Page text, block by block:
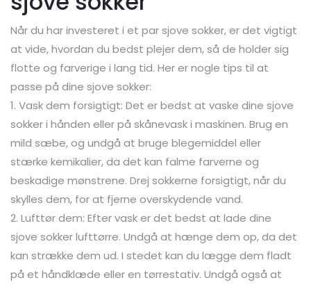
Når du har investeret i et par sjove sokker, er det vigtigt
at vide, hvordan du bedst plejer dem, så de holder sig
flotte og farverige i lang tid. Her er nogle tips til at
passe på dine sjove sokker:
1. Vask dem forsigtigt: Det er bedst at vaske dine sjove
sokker i hånden eller på skånevask i maskinen. Brug en
mild sæbe, og undgå at bruge blegemiddel eller
stærke kemikalier, da det kan falme farverne og
beskadige mønstrene. Drej sokkerne forsigtigt, når du
skylles dem, for at fjerne overskydende vand.
2. Lufttør dem: Efter vask er det bedst at lade dine
sjove sokker lufttørre. Undgå at hænge dem op, da det
kan strække dem ud. I stedet kan du lægge dem fladt
på et håndklæde eller en tørrestativ. Undgå også at